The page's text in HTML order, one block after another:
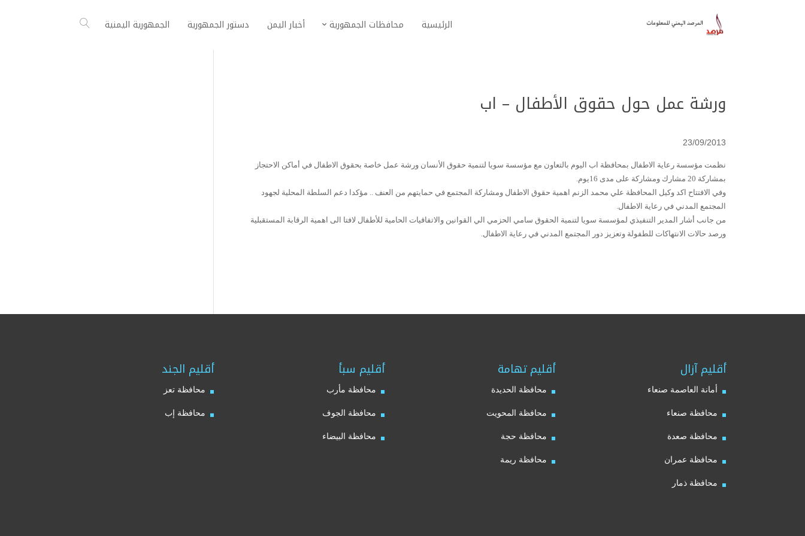
الرئيسية محافظات الجمهورية أخبار اليمن دستور الجمهورية الجمهورية اليمنية
ورشة عمل حول حقوق الأطفال – اب
23/09/2013
نظمت مؤسسة رعاية الاطفال بمحافظة اب اليوم بالتعاون مع مؤسسة سويا لتنمية حقوق الأنسان ورشة عمل خاصة بحقوق الاطفال في أماكن الاحتجاز
بمشاركة 20 مشارك ومشاركة على مدى 16يوم.
وفي الافتتاح اكد وكيل المحافظة علي محمد الزنم اهمية حقوق الاطفال ومشاركة المجتمع في حمايتهم من العنف .. مؤكدا دعم السلطة المحلية لجهود
المجتمع المدني في رعاية الاطفال.
من جانب أشار المدير التنفيذي لمؤسسة سويا لتنمية الحقوق سامي الحزمي الي القوانين والاتفاقيات الحامية للأطفال لافتا الى اهمية الرقابة المستقبلية
ورصد حالات الانتهاكات للطفولة وتعزيز دور المجتمع المدني في رعاية الاطفال.
أقليم آزال
أمانة العاصمة صنعاء
محافظة صنعاء
محافظة صعدة
محافظة عمران
محافظة ذمار
أقليم تهامة
محافظة الحديدة
محافظة المحويت
محافظة حجة
محافظة ريمة
أقليم سبأ
محافظة مأرب
محافظة الجوف
محافظة البيضاء
أقليم الجند
محافظة تعز
محافظة إب